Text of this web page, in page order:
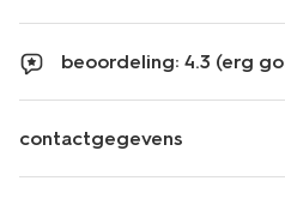
beoordeling: 4.3 (erg
contactgegevens